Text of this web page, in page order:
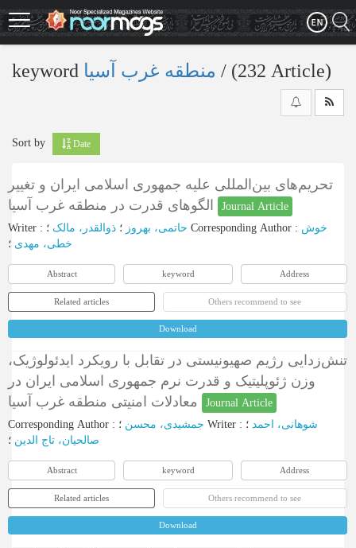
Skip
to
main
keyword ‎/ (232 Article)
Sort by Date
تحریم‌های بین‌المللی علیه جمهوری اسلامی ایران و تغییر
Journal Article
Writer : حاتمی، بهروز ؛ ذوالقدر، مالک Corresponding Author : خوش
خطی، مهدی ؛
Abstract keyword Address
Related articles Others recommend to see
Download
تنش‌زدایی رژیم صهیونیستی در تقابل با رویکرد ایدئولوژیک،
وزن ژئوپلیتیک و قدرت نرم جمهوری اسلامی ایران در
Journal Article
Corresponding Author : جمشیدی، محسن Writer : شوهانی، احمد ؛
صالحیان، تاج الدین ؛
Abstract keyword Address
Related articles Others recommend to see
Download